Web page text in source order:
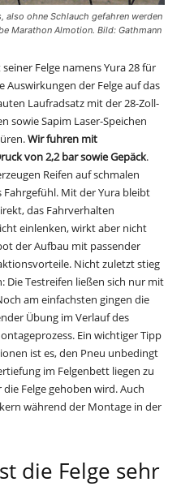
also ohne Schlauch gefahren werden
Marathon Almotion. Bild: Gathmann
Felge namens Yura 28 für
Auswirkungen der Felge auf das
Laufradsatz mit der 28-Zoll-
sowie Sapim Laser-Speichen
Wir fuhren mit
von 2,2 bar sowie Gepäck.
Reifen auf schmalen
Fahrgefühl. Mit der Yura bleibt
das Fahrverhalten
einlenken, wirkt aber nicht
der Aufbau mit passender
Nicht zuletzt stieg
Die Testreifen ließen sich nur mit
am einfachsten gingen die
Übung im Verlauf des
Ein wichtiger Tipp
ist es, den Pneu unbedingt
im Felgenbett liegen zu
Felge gehoben wird. Auch
während der Montage in der
die Felge sehr